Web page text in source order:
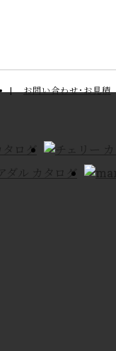
お問い合わせ･お見積